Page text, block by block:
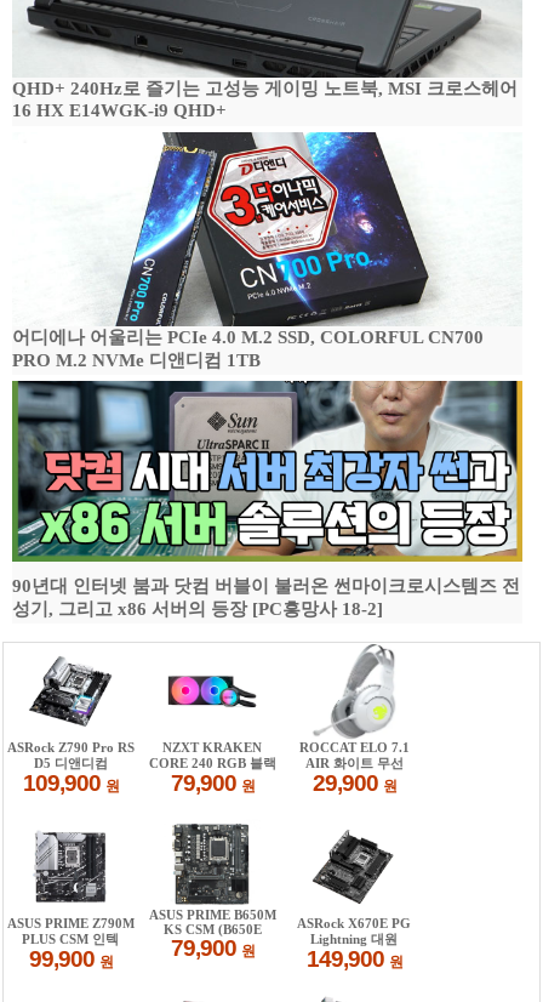
QHD+ 240Hz로 즐기는 고성능 게이밍 노트북, MSI 크로스헤어
16 HX E14WGK-i9 QHD+
어디에나 어울리는 PCIe 4.0 M.2 SSD, COLORFUL CN700
PRO M.2 NVMe 디앤디컴 1TB
90년대 인터넷 붐과 닷컴 버블이 불러온 썬마이크로시스템즈 전
성기, 그리고 x86 서버의 등장 [PC흥망사 18-2]